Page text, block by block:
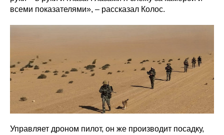
всеми показателями», – рассказал Колос.
Управляет дроном пилот, он же производит посадку,